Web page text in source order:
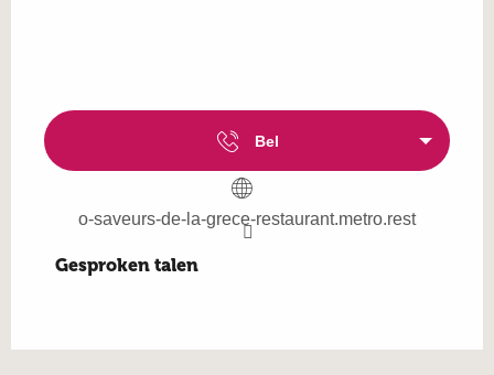
Bel
o-saveurs-de-la-grece-restaurant.metro.rest
Gesproken talen
Gesproken talen